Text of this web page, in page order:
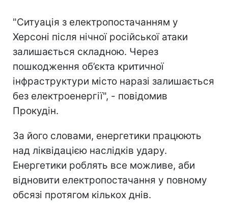
"Ситуація з електропостачанням у
Херсоні після нічної російської атаки
залишається складною. Через
пошкодження об’єкта критичної
інфраструктури місто наразі залишається
без електроенергії", - повідомив
Прокудін.
За його словами, енергетики працюють
над ліквідацією наслідків удару.
Енергетики роблять все можливе, аби
відновити електропостачання у повному
обсязі протягом кількох днів.